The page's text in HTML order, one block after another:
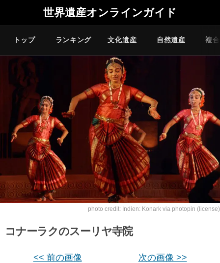
世界遺産オンラインガイド
トップ ランキング 文化遺産 自然遺産 複
photo credit: Indien: Konark via photopin (license)
コナーラクのスーリヤ寺院
<< 前の画像 次の画像 >>